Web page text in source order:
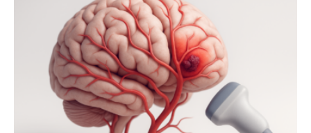
anderem zur Unterstützung der
Industrieforschungsprogramme Industrielle
Gemeinschaftsforschung (IGF), Zentrales
Innovationsprogramm Mittelstand (ZIM) und
Innovationskompetenz INNO-KOM. Auf dem
Innovationstag Mittelstand 2025 am 5. Juni 2025 in
Berlin überbrachte das Bundesministerium für
Wirtschaft und Energie eine gute Nachricht: